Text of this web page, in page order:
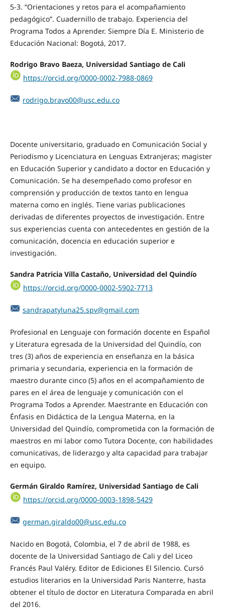
5-3. “Orientaciones y retos para el acompañamiento
pedagógico”. Cuadernillo de trabajo. Experiencia del
Programa Todos a Aprender. Siempre Día E. Ministerio de
Educación Nacional: Bogotá, 2017.
Rodrigo Bravo Baeza, Universidad Santiago de Cali
https://orcid.org/0000-0002-7988-0869
rodrigo.bravo00@usc.edu.co
Docente universitario, graduado en Comunicación Social y
Periodismo y Licenciatura en Lenguas Extranjeras; magister
en Educación Superior y candidato a doctor en Educación y
Comunicación. Se ha desempeñado como profesor en
comprensión y producción de textos tanto en lengua
materna como en inglés. Tiene varias publicaciones
derivadas de diferentes proyectos de investigación. Entre
sus experiencias cuenta con antecedentes en gestión de la
comunicación, docencia en educación superior e
investigación.
Sandra Patricia Villa Castaño, Universidad del Quindío
https://orcid.org/0000-0002-5902-7713
sandrapatyluna25.spv@gmail.com
Profesional en Lenguaje con formación docente en Español
y Literatura egresada de la Universidad del Quindío, con
tres (3) años de experiencia en enseñanza en la básica
primaria y secundaria, experiencia en la formación de
maestro durante cinco (5) años en el acompañamiento de
pares en el área de lenguaje y comunicación con el
Programa Todos a Aprender. Maestrante en Educación con
Énfasis en Didáctica de la Lengua Materna, en la
Universidad del Quindío, comprometida con la formación de
maestros en mi labor como Tutora Docente, con habilidades
comunicativas, de liderazgo y alta capacidad para trabajar
en equipo.
Germán Giraldo Ramírez, Universidad Santiago de Cali
https://orcid.org/0000-0003-1898-5429
german.giraldo00@usc.edu.co
Nacido en Bogotá, Colombia, el 7 de abril de 1988, es
docente de la Universidad Santiago de Cali y del Liceo
Francés Paul Valéry. Editor de Ediciones El Silencio. Cursó
estudios literarios en la Universidad Paris Nanterre, hasta
obtener el título de doctor en Literatura Comparada en abril
del 2016.